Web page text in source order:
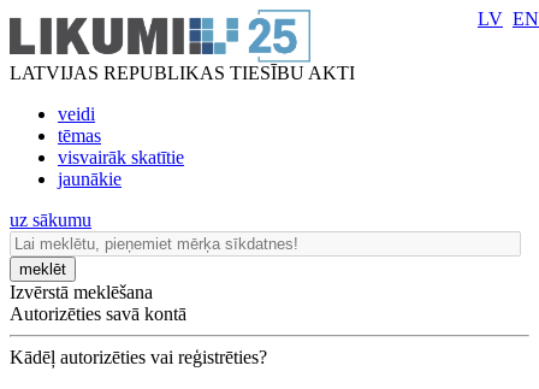
LATVIJAS REPUBLIKAS TIESĪBU AKTI
veidi
tēmas
visvairāk skatītie
jaunākie
LV EN
uz sākumu
meklēt
Izvērstā meklēšana
Autorizēties savā kontā
Kādēļ autorizēties vai reģistrēties?